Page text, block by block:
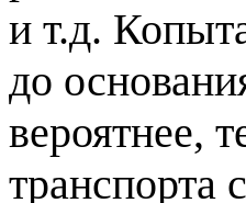
и т.д.
до
вероятнее,